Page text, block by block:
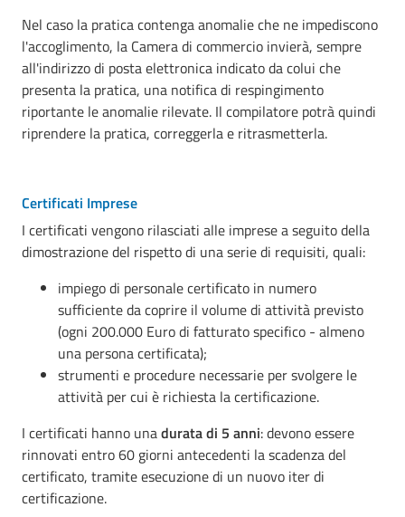
Nel caso la pratica contenga anomalie che ne impediscono
l'accoglimento, la Camera di commercio invierà, sempre
all'indirizzo di posta elettronica indicato da colui che
presenta la pratica, una notifica di respingimento
riportante le anomalie rilevate. Il compilatore potrà quindi
riprendere la pratica, correggerla e ritrasmetterla.
Certificati Imprese
I certificati vengono rilasciati alle imprese a seguito della
dimostrazione del rispetto di una serie di requisiti, quali:
impiego di personale certificato in numero
sufficiente da coprire il volume di attività previsto
(ogni 200.000 Euro di fatturato specifico - almeno
una persona certificata);
strumenti e procedure necessarie per svolgere le
attività per cui è richiesta la certificazione.
I certificati hanno unadurata di 5 anni: devono essere
rinnovati entro 60 giorni antecedenti la scadenza del
certificato, tramite esecuzione di un nuovo iter di
certificazione.